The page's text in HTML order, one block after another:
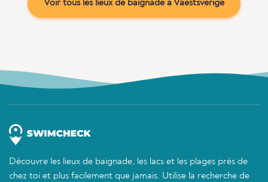
Voir tous les lieux de baignade à Vaestsverige
Découvre les lieux de baignade, les lacs et les plages près de
chez toi et plus facilement que jamais. Utilise la recherche de